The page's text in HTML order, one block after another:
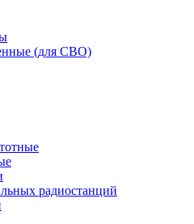
(для СВО)
радиостанций